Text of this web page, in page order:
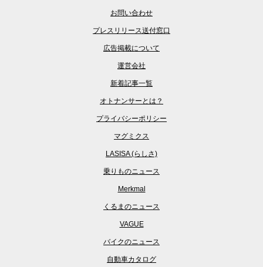
お問い合わせ
プレスリリース送付窓口
広告掲載について
運営会社
新着記事一覧
オトナンサーとは？
プライバシーポリシー
マグミクス
LASISA (らしさ)
乗りものニュース
Merkmal
くるまのニュース
VAGUE
バイクのニュース
自動車カタログ